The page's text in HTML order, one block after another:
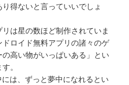
得ないと言っていいでしょ
は星の数ほど制作されていま
ロイド無料アプリの諸々のゲ
高い物がいっぱいある」とい
。
は、ずっと夢中になれるとい